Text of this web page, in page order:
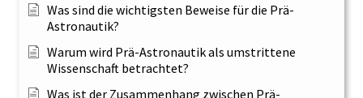
Was sind die wichtigsten Beweise für die Prä-
Astronautik?
Warum wird Prä-Astronautik als umstrittene
Wissenschaft betrachtet?
Was ist der Zusammenhang zwischen Prä-